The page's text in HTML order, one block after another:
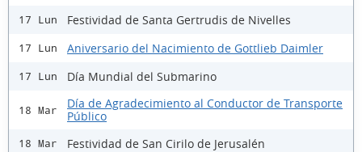
17 Lun Festividad de Santa Gertrudis de Nivelles
17 Lun Aniversario del Nacimiento de Gottlieb Daimler
17 Lun Día Mundial del Submarino
18 Mar
Día de Agradecimiento al Conductor de Transporte
Público
18 Mar Festividad de San Cirilo de Jerusalén